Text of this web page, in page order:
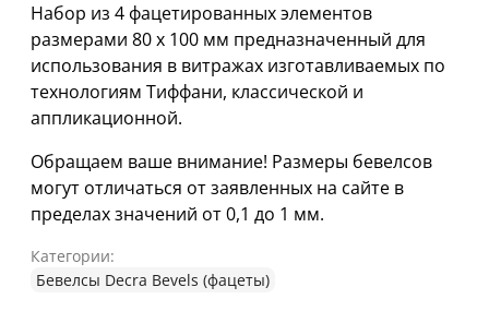
Набор из 4 фацетированных элементов
размерами 80 х 100 мм предназначенный для
использования в витражах изготавливаемых по
технологиям Тиффани, классической и
аппликационной.
Обращаем ваше внимание! Размеры бевелсов
могут отличаться от заявленных на сайте в
пределах значений от 0,1 до 1 мм.
Категории:
Бевелсы Decra Bevels (фацеты)